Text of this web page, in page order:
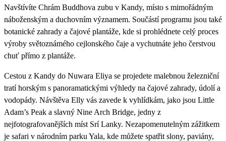
Navštívíte Chrám Buddhova zubu v Kandy, místo s mimořádným
náboženským a duchovním významem. Součástí programu jsou také
botanické zahrady a čajové plantáže, kde si prohlédnete celý proces
výroby světoznámého cejlonského čaje a vychutnáte jeho čerstvou
chuť přímo z plantáže.
Cestou z Kandy do Nuwara Eliya se projedete malebnou železniční
tratí horským s panoramatickými výhledy na čajové zahrady, údolí a
vodopády. Návštěva Elly vás zavede k vyhlídkám, jako jsou Little
Adam’s Peak a slavný Nine Arch Bridge, jedny z
nejfotografovanějších míst Srí Lanky. Nezapomenutelným zážitkem
je safari v národním parku Yala, kde můžete spatřit slony, paviány,